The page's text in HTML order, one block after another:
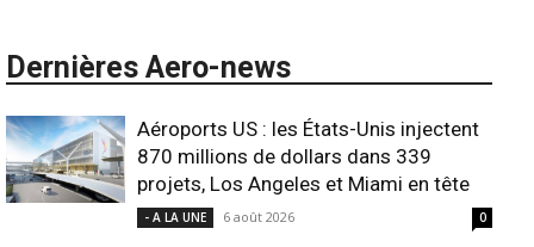
Dernières Aero-news
Aéroports US : les États-Unis injectent
870 millions de dollars dans 339
projets, Los Angeles et Miami en tête
- A LA UNE 6 août 2026 0